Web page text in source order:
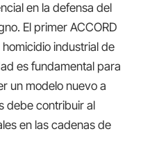
en la defensa del
El primer ACCORD
industrial de
es fundamental para
un modelo nuevo a
debe contribuir al
en las cadenas de